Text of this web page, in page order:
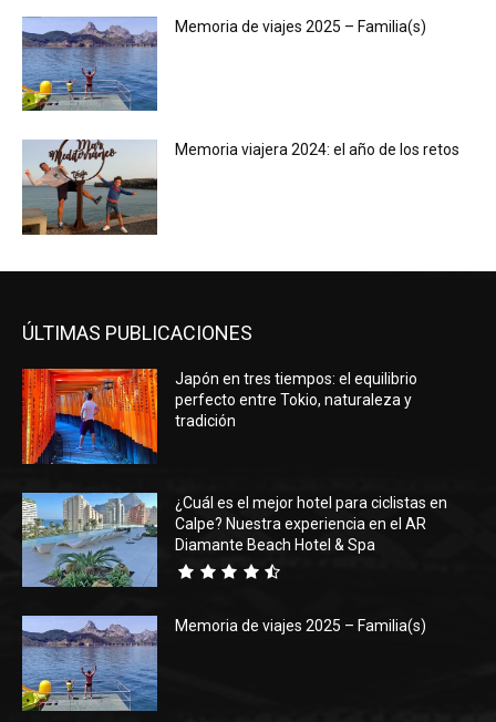
Memoria de viajes 2025 – Familia(s)
Memoria viajera 2024: el año de los retos
ÚLTIMAS PUBLICACIONES
Japón en tres tiempos: el equilibrio
perfecto entre Tokio, naturaleza y
tradición
¿Cuál es el mejor hotel para ciclistas en
Calpe? Nuestra experiencia en el AR
Diamante Beach Hotel & Spa
Memoria de viajes 2025 – Familia(s)